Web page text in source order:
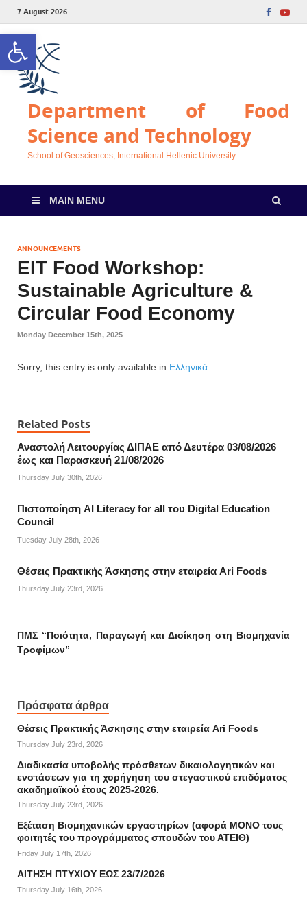
Open toolbar
7 August 2026
Department of Food
Science and Technology
School of Geosciences, International Hellenic University
MAIN MENU
ANNOUNCEMENTS
EIT Food Workshop:
Sustainable Agriculture &
Circular Food Economy
Monday December 15th, 2025
Sorry, this entry is only available in Ελληνικά
Related Posts
Αναστολή Λειτουργίας ΔΙΠΑΕ από Δευτέρα 03/08/2026
έως και Παρασκευή 21/08/2026
Thursday July 30th, 2026
Πιστοποίηση AI Literacy for all του Digital Education
Council
Tuesday July 28th, 2026
Θέσεις Πρακτικής Άσκησης στην εταιρεία Ari Foods
Thursday July 23rd, 2026
ΠΜΣ “Ποιότητα, Παραγωγή και Διοίκηση στη Βιομηχανία
Τροφίμων”
Πρόσφατα άρθρα
Θέσεις Πρακτικής Άσκησης στην εταιρεία Ari Foods
Thursday July 23rd, 2026
Διαδικασία υποβολής πρόσθετων δικαιολογητικών και
ενστάσεων για τη χορήγηση του στεγαστικού επιδόματος
ακαδημαϊκού έτους 2025-2026.
Thursday July 23rd, 2026
Εξέταση Βιομηχανικών εργαστηρίων (αφορά ΜΟΝΟ τους
φοιτητές του προγράμματος σπουδών του ΑΤΕΙΘ)
Friday July 17th, 2026
ΑΙΤΗΣΗ ΠΤΥΧΙΟΥ ΕΩΣ 23/7/2026
Thursday July 16th, 2026